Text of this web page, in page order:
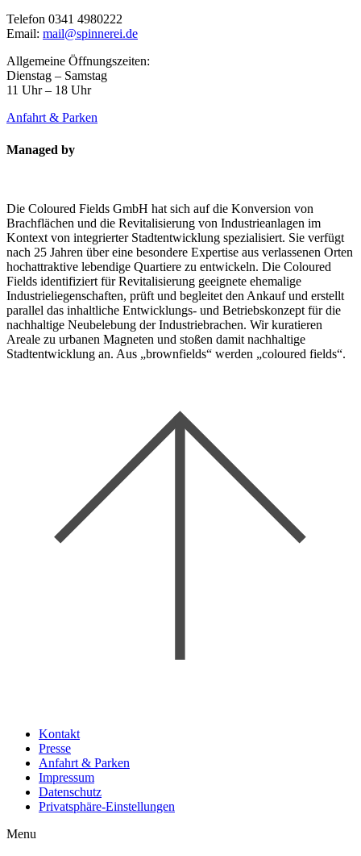
Telefon 0341 4980222
Email: mail@spinnerei.de
Allgemeine Öffnungszeiten:
Dienstag – Samstag
11 Uhr – 18 Uhr
Anfahrt & Parken
Managed by
Die Coloured Fields GmbH hat sich auf die Konversion von
Brachflächen und die Revitalisierung von Industrieanlagen im
Kontext von integrierter Stadtentwicklung spezialisiert. Sie verfügt
nach 25 Jahren über eine besondere Expertise aus verlassenen Orten
hochattraktive lebendige Quartiere zu entwickeln. Die Coloured
Fields identifiziert für Revitalisierung geeignete ehemalige
Industrieliegenschaften, prüft und begleitet den Ankauf und erstellt
parallel das inhaltliche Entwicklungs- und Betriebskonzept für die
nachhaltige Neubelebung der Industriebrachen. Wir kuratieren
Areale zu urbanen Magneten und stoßen damit nachhaltige
Stadtentwicklung an. Aus „brownfields“ werden „coloured fields“.
Kontakt
Presse
Anfahrt & Parken
Impressum
Datenschutz
Privatsphäre-Einstellungen
Menu